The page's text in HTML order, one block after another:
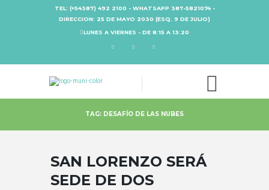
TEL: (+54387) 492 2100 - WHATSAPP 387-5821074 -
DIRECCION: 25 DE MAYO 2030 (ESQ. 9 DE JULIO)
LUNES A VIERNES - DE 8:15 A 13:20
TAG: DESAFÍO DE LAS NUBES
SAN LORENZO SERÁ
SEDE DE DOS